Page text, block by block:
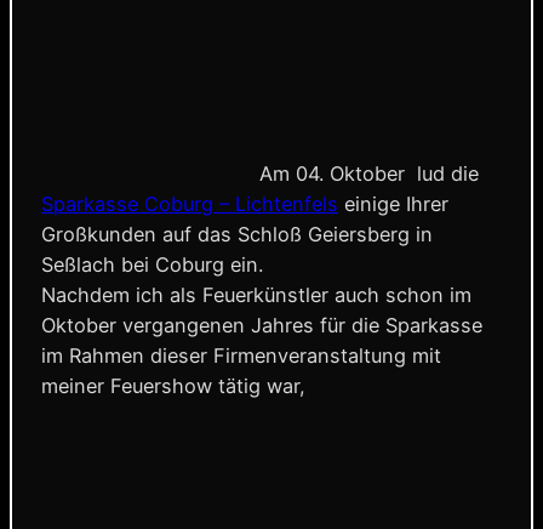
Am 04. Oktober lud die
Sparkasse Coburg – Lichtenfels einige Ihrer
Großkunden auf das Schloß Geiersberg in
Seßlach bei Coburg ein.
Nachdem ich als Feuerkünstler auch schon im
Oktober vergangenen Jahres für die Sparkasse
im Rahmen dieser Firmenveranstaltung mit
meiner Feuershow tätig war,